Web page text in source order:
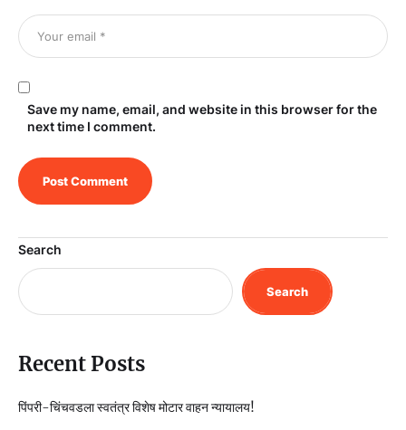
Save my name, email, and website in this browser for the
next time I comment.
Search
Search
Recent Posts
पिंपरी-चिंचवडला स्वतंत्र विशेष मोटार वाहन न्यायालय!